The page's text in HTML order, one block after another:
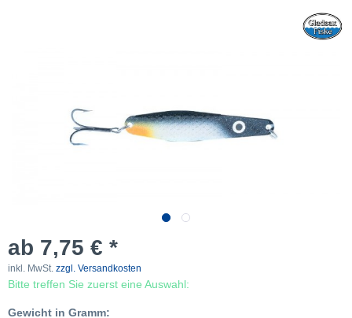
ab 7,75 € *
inkl. MwSt. zzgl. Versandkosten
Bitte treffen Sie zuerst eine Auswahl:
Gewicht in Gramm: